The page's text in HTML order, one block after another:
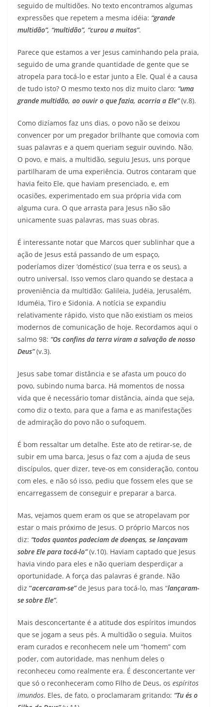
seguido de multidões. No texto encontramos algumas
expressões que repetem a mesma idéia: “grande
multidão”, “multidão”, “curou a muitos”.
Parece que estamos a ver Jesus caminhando pela praia,
seguido de uma grande quantidade de gente que se
atropela para tocá-lo e estar junto a Ele. Qual é a causa
de tudo isto? O mesmo texto nos diz muito claro: “uma
grande multidão, ao ouvir o que fazia, acorria a Ele”(v.8).
Como dizíamos faz uns dias, o povo não se deixou
convencer por um pregador brilhante que comovia com
suas palavras e a quem queriam seguir ouvindo. Não.
O povo, e mais, a multidão, seguiu Jesus, uns porque
partilharam de uma experiência. Outros contaram que
havia feito Ele, que haviam presenciado, e, em
ocasiões, experimentado em sua própria vida com
alguma cura. O que arrasta para Jesus não são
unicamente suas palavras, mas suas obras.
É interessante notar que Marcos quer sublinhar que a
ação de Jesus está passando de um espaço,
poderíamos dizer ‘doméstico’ (sua terra e os seus), a
outro universal. Isso vemos claro quando se destaca a
proveniência da multidão: Galileia, Judéia, Jerusalém,
Iduméia, Tiro e Sidonia. A notícia se expandiu
relativamente rápido, visto que não existiam os meios
modernos de comunicação de hoje. Recordamos aqui o
salmo 98: “Os confins da terra viram a salvação de nosso
Deus”(v.3).
Jesus sabe tomar distância e se afasta um pouco do
povo, subindo numa barca. Há momentos de nossa
vida que é necessário tomar distância, ainda que seja,
como diz o texto, para que a fama e as manifestações
de admiração do povo não o sufoquem.
É bom ressaltar um detalhe. Este ato de retirar-se, de
subir em uma barca, Jesus o faz com a ajuda de seus
discípulos, quer dizer, teve-os em consideração, contou
com eles, e não só isso, pediu que fossem eles que se
encarregassem de conseguir e preparar a barca.
Mas, vejamos quem eram os que se atropelavam por
estar o mais próximo de Jesus. O próprio Marcos nos
diz: “todos quantos padeciam de doenças, se lançavam
sobre Ele para tocá-lo”(v.10). Haviam captado que Jesus
havia vindo para eles e não queriam desperdiçar a
oportunidade. A força das palavras é grande. Não
diz “acercaram-se”de Jesus para tocá-lo, mas “lançaram-
se sobre Ele”.
Mais desconcertante é a atitude dos espíritos imundos
que se jogam a seus pés. A multidão o seguia. Muitos
eram curados e reconhecem nele um “homem” com
poder, com autoridade, mas nenhum deles o
reconheceu como realmente era. É desconcertante ver
que só o reconheceram como Filho de Deus, os espíritos
imundos. Eles, de fato, o proclamaram gritando: “Tu és o